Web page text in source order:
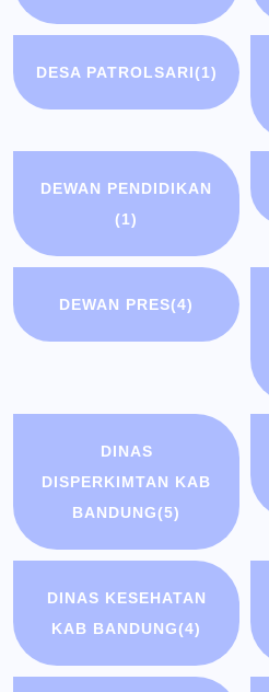
DESA PATROLSARI(1)
DEWAN PENDIDIKAN
(1)
DEWAN PRES(4)
DINAS
DISPERKIMTAN KAB
BANDUNG(5)
DINAS KESEHATAN
KAB BANDUNG(4)